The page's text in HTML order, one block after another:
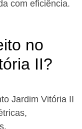
com eficiência.
no
II?
Jardim Vitória II